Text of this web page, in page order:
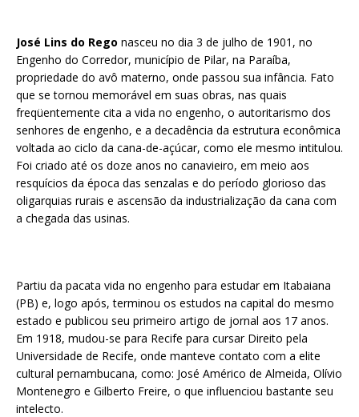
José Lins do Rego nasceu no dia 3 de julho de 1901, no
Engenho do Corredor, município de Pilar, na Paraíba,
propriedade do avô materno, onde passou sua infância. Fato
que se tornou memorável em suas obras, nas quais
freqüentemente cita a vida no engenho, o autoritarismo dos
senhores de engenho, e a decadência da estrutura econômica
voltada ao ciclo da cana-de-açúcar, como ele mesmo intitulou.
Foi criado até os doze anos no canavieiro, em meio aos
resquícios da época das senzalas e do período glorioso das
oligarquias rurais e ascensão da industrialização da cana com
a chegada das usinas.
Partiu da pacata vida no engenho para estudar em Itabaiana
(PB) e, logo após, terminou os estudos na capital do mesmo
estado e publicou seu primeiro artigo de jornal aos 17 anos.
Em 1918, mudou-se para Recife para cursar Direito pela
Universidade de Recife, onde manteve contato com a elite
cultural pernambucana, como: José Américo de Almeida, Olívio
Montenegro e Gilberto Freire, o que influenciou bastante seu
intelecto.